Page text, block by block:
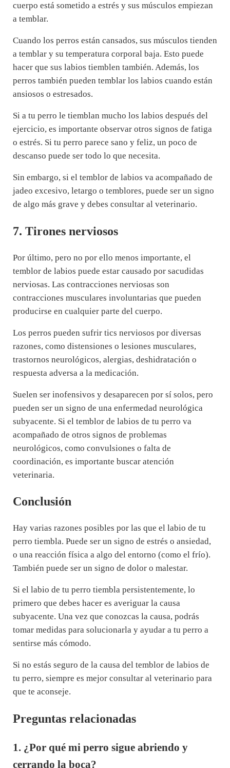
cuerpo está sometido a estrés y sus músculos empiezan
a temblar.
Cuando los perros están cansados, sus músculos tienden
a temblar y su temperatura corporal baja. Esto puede
hacer que sus labios tiemblen también. Además, los
perros también pueden temblar los labios cuando están
ansiosos o estresados.
Si a tu perro le tiemblan mucho los labios después del
ejercicio, es importante observar otros signos de fatiga
o estrés. Si tu perro parece sano y feliz, un poco de
descanso puede ser todo lo que necesita.
Sin embargo, si el temblor de labios va acompañado de
jadeo excesivo, letargo o temblores, puede ser un signo
de algo más grave y debes consultar al veterinario.
7. Tirones nerviosos
Por último, pero no por ello menos importante, el
temblor de labios puede estar causado por sacudidas
nerviosas. Las contracciones nerviosas son
contracciones musculares involuntarias que pueden
producirse en cualquier parte del cuerpo.
Los perros pueden sufrir tics nerviosos por diversas
razones, como distensiones o lesiones musculares,
trastornos neurológicos, alergias, deshidratación o
respuesta adversa a la medicación.
Suelen ser inofensivos y desaparecen por sí solos, pero
pueden ser un signo de una enfermedad neurológica
subyacente. Si el temblor de labios de tu perro va
acompañado de otros signos de problemas
neurológicos, como convulsiones o falta de
coordinación, es importante buscar atención
veterinaria.
Conclusión
Hay varias razones posibles por las que el labio de tu
perro tiembla. Puede ser un signo de estrés o ansiedad,
o una reacción física a algo del entorno (como el frío).
También puede ser un signo de dolor o malestar.
Si el labio de tu perro tiembla persistentemente, lo
primero que debes hacer es averiguar la causa
subyacente. Una vez que conozcas la causa, podrás
tomar medidas para solucionarla y ayudar a tu perro a
sentirse más cómodo.
Si no estás seguro de la causa del temblor de labios de
tu perro, siempre es mejor consultar al veterinario para
que te aconseje.
Preguntas relacionadas
1. ¿Por qué mi perro sigue abriendo y
cerrando la boca?